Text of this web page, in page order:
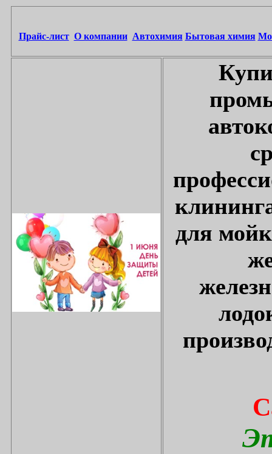
Прайс-лист О компании Автохимия Бытовая химия
для